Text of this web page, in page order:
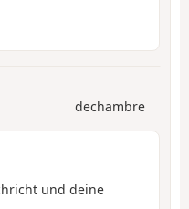
dechambre
und deine